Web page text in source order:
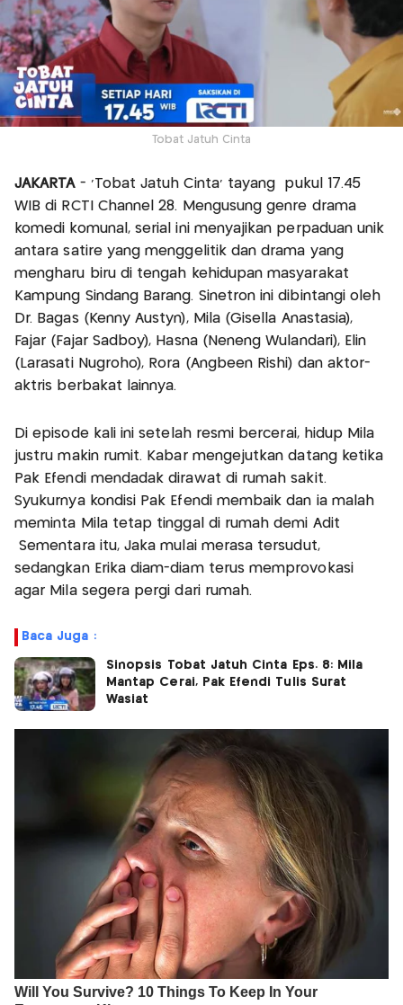
Tobat Jatuh Cinta
JAKARTA- 'Tobat Jatuh Cinta' tayang pukul 17.45
WIB di RCTI Channel 28. Mengusung genre drama
komedi komunal, serial ini menyajikan perpaduan unik
antara satire yang menggelitik dan drama yang
mengharu biru di tengah kehidupan masyarakat
Kampung Sindang Barang. Sinetron ini dibintangi oleh
Dr. Bagas (Kenny Austyn), Mila (Gisella Anastasia),
Fajar (Fajar Sadboy), Hasna (Neneng Wulandari), Elin
(Larasati Nugroho), Rora (Angbeen Rishi) dan aktor-
aktris berbakat lainnya.
Di episode kali ini setelah resmi bercerai, hidup Mila
justru makin rumit. Kabar mengejutkan datang ketika
Pak Efendi mendadak dirawat di rumah sakit.
Syukurnya kondisi Pak Efendi membaik dan ia malah
meminta Mila tetap tinggal di rumah demi Adit
Sementara itu, Jaka mulai merasa tersudut,
sedangkan Erika diam-diam terus memprovokasi
agar Mila segera pergi dari rumah.
Baca Juga :
Sinopsis Tobat Jatuh Cinta Eps. 8: Mila
Mantap Cerai, Pak Efendi Tulis Surat
Wasiat